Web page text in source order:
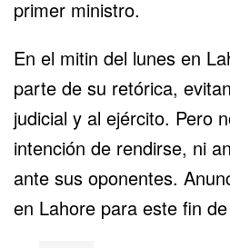
primer ministro.
En el mitin del lunes en
parte de su retórica,
judicial y al ejército. Pero
intención de rendirse, ni
ante sus oponentes.
en Lahore para este fin